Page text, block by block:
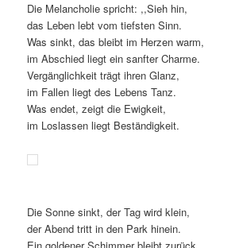
Die Melancholie spricht: ,,Sieh hin,
das Leben lebt vom tiefsten Sinn.
Was sinkt, das bleibt im Herzen warm,
im Abschied liegt ein sanfter Charme.
Vergänglichkeit trägt ihren Glanz,
im Fallen liegt des Lebens Tanz.
Was endet, zeigt die Ewigkeit,
im Loslassen liegt Beständigkeit.
Die Sonne sinkt, der Tag wird klein,
der Abend tritt in den Park hinein.
Ein goldener Schimmer bleibt zurück,